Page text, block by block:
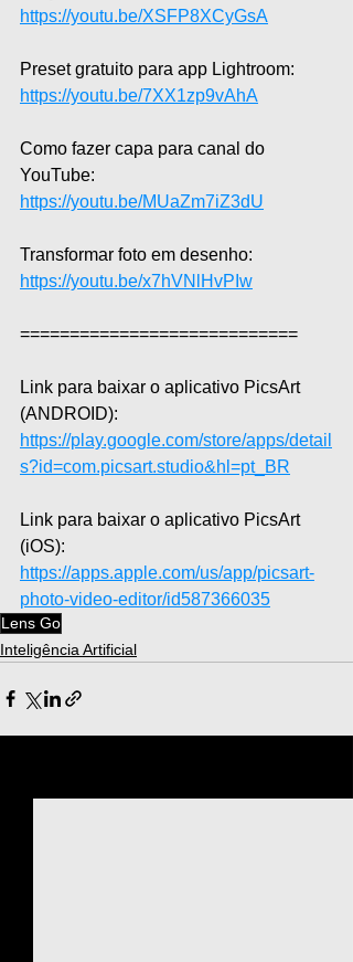
https://youtu.be/XSFP8XCyGsA
Preset gratuito para app Lightroom:
https://youtu.be/7XX1zp9vAhA
Como fazer capa para canal do
YouTube:
https://youtu.be/MUaZm7iZ3dU
Transformar foto em desenho:
https://youtu.be/x7hVNlHvPIw
============================
Link para baixar o aplicativo PicsArt
(ANDROID):
https://play.google.com/store/apps/detail
s?id=com.picsart.studio&hl=pt_BR
Link para baixar o aplicativo PicsArt
(iOS):
https://apps.apple.com/us/app/picsart-
photo-video-editor/id587366035
Lens Go
Inteligência Artificial